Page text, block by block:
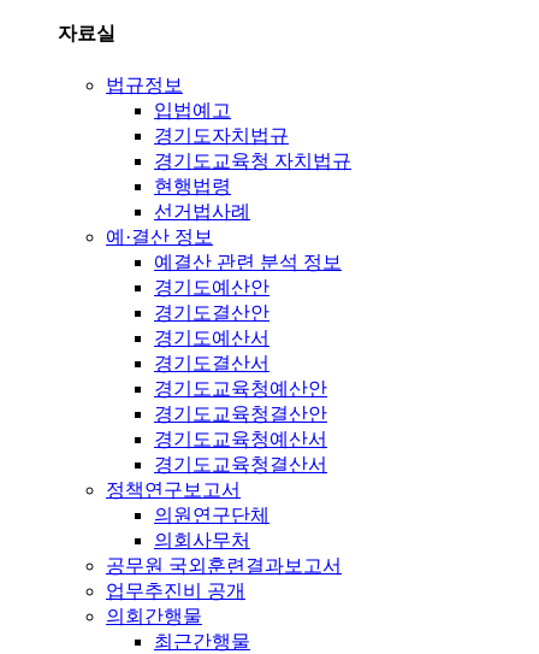
자료실
법규정보
입법예고
경기도자치법규
경기도교육청 자치법규
현행법령
선거법사례
예·결산 정보
예결산 관련 분석 정보
경기도예산안
경기도결산안
경기도예산서
경기도결산서
경기도교육청예산안
경기도교육청결산안
경기도교육청예산서
경기도교육청결산서
정책연구보고서
의원연구단체
의회사무처
공무원 국외훈련결과보고서
업무추진비 공개
의회간행물
최근간행물